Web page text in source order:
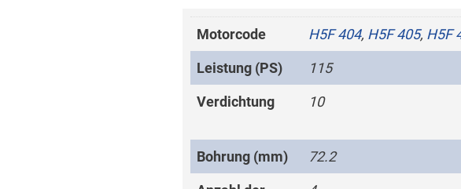
Motorcode H5F 404, H5F 405, H5F
Leistung (PS) 115
Verdichtung 10
Bohrung (mm) 72.2